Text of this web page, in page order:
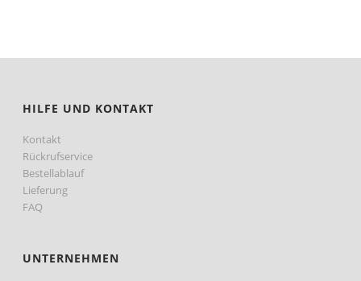
HILFE UND KONTAKT
Kontakt
Rückrufservice
Bestellablauf
Lieferung
FAQ
UNTERNEHMEN